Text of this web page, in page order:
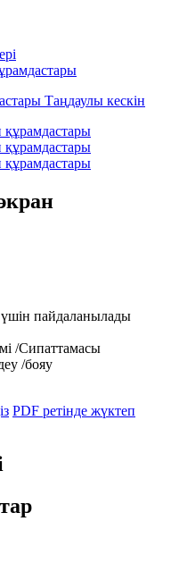
пайдаланылады
/Сипаттамасы
/бояу
PDF ретінде жүктеп